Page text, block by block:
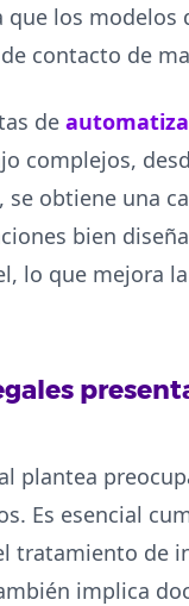
los modelos
contacto de
de
complejos,
obtiene una
bien
lo que mejora
plantea
Es esencial
tratamiento de
implica